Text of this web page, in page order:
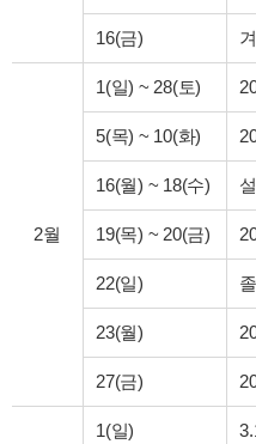
16(금)
2월
1(일) ~ 28(토)
5(목) ~ 10(화)
16(월) ~ 18(수)
19(목) ~ 20(금)
22(일)
23(월)
27(금)
1(일)